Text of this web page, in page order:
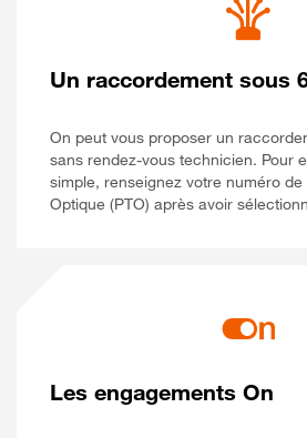
Un raccordement sous
On peut vous proposer un
sans rendez-vous technicien. Pour
simple, renseignez votre numéro de
Optique (PTO) après avoir
Les engagements On